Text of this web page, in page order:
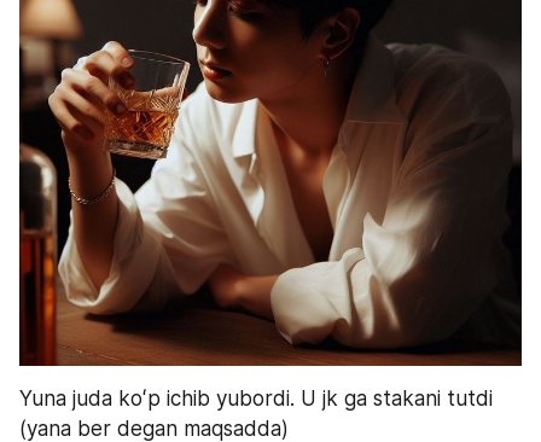
Yuna juda koʻp ichib yubordi. U jk ga stakani tutdi
(yana ber degan maqsadda)